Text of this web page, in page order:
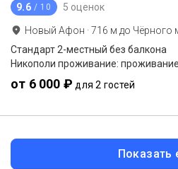
9.6 / 10 5 оценок
Новый Афон ·716 м до Чёрного
Стандарт 2-местный без балкона
Никополи проживание: проживание
от 6 000 ₽ для 2 гостей
Показать